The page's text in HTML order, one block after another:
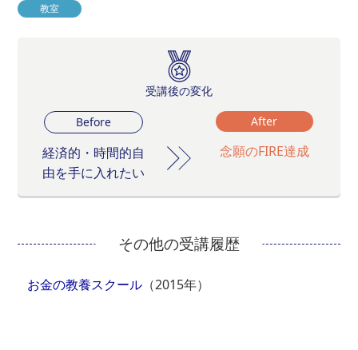
教室
受講後の変化
Before
経済的・時間的自
由を手に入れたい
After
念願のFIRE達成
その他の受講履歴
お金の教養スクール（2015年）